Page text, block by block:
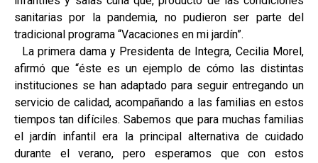
sanitarias por la pandemia, no pudieron ser parte del
tradicional programa “Vacaciones en mi jardín”.
La primera dama y Presidenta de Integra, Cecilia Morel,
afirmó que “éste es un ejemplo de cómo las distintas
instituciones se han adaptado para seguir entregando un
servicio de calidad, acompañando a las familias en estos
tiempos tan difíciles. Sabemos que para muchas familias
el jardín infantil era la principal alternativa de cuidado
durante el verano, pero esperamos que con estos